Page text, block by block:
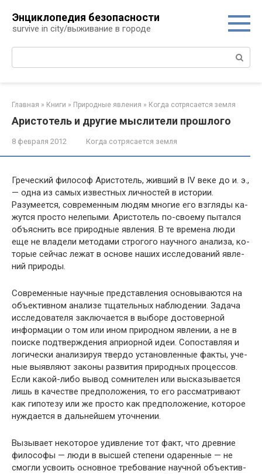
контенту
Энциклопедия безопасности
survive in city/выживание в городе
Поиск:
Главная » Книги » Природные явления » Когда сотрясается земля
Аристотель и другие мыслители прошлого
8 февраля 2012 Когда сотрясается земля
Греческий философ Аристотель, живший в IV веке до и. э.,
— одна из самых известных личностей в истории.
Разумеется, современным людям многие его взгляды ка­
жутся просто нелепыми. Аристотель по-своему пытался
объяснить все природные явления. В те времена люди
еще не владели методами строгого научного анализа, ко­
торые сейчас лежат в основе наших исследований явле­
ний природы.
Современные научные представления основываются на
объективном анализе тщательных наблюдении. Зада­ча
исследователя заключается в выборе достоверной
информации о том или ином природном явлении, а не в
по­иске подтверждения априорной идеи. Сопоставляя и
ло­гически анализируя твердо установленные факты, уче­
ные выявляют законы развития природных процессов.
Если какой-либо вывод сомнителен или высказывается
лишь в качестве предположения, то его рассматривают
как гипотезу или же просто как предположение, которое
нуждается в дальнейшем уточнении.
Вызывает некоторое удивление тот факт, что древние
философы — люди в высшей степени одаренные — не
смогли усвоить основное требование научной объектив­